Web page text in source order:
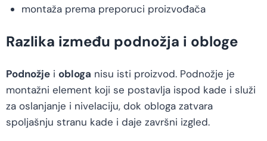
montaža prema preporuci proizvođača
Razlika između podnožja i obloge
Podnožje i obloga nisu isti proizvod. Podnožje je
montažni element koji se postavlja ispod kade i služi
za oslanjanje i nivelaciju, dok obloga zatvara
spoljašnju stranu kade i daje završni izgled.